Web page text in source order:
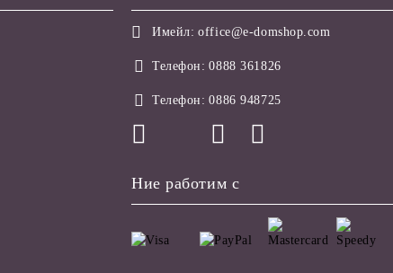
Имейл: office@e-domshop.com
Телефон: 0888 361826
Телефон: 0886 948725
Ние работим с